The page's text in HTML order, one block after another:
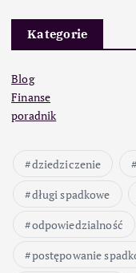
Kategorie
Blog
Finanse
poradnik
dziedziczenie
długi spadkowe
odpowiedzialność
postępowanie